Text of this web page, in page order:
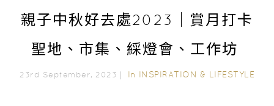
親子中秋好去處2023｜賞月打卡
聖地、市集、綵燈會、工作坊
23rd September, 2023｜ In INSPIRATION & LIFESTYLE